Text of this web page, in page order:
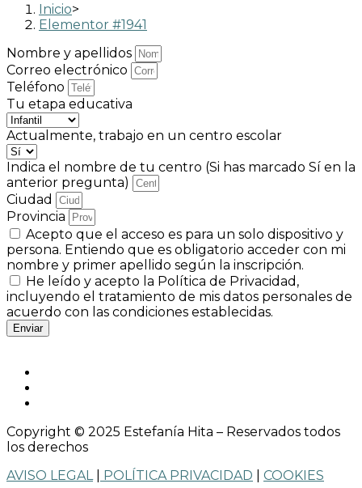
Inicio>
Elementor #1941
Nombre y apellidos
Correo electrónico
Teléfono
Tu etapa educativa
Actualmente, trabajo en un centro escolar
Indica el nombre de tu centro (Si has marcado Sí en la
anterior pregunta)
Ciudad
Provincia
Acepto que el acceso es para un solo dispositivo y
persona. Entiendo que es obligatorio acceder con mi
nombre y primer apellido según la inscripción.
He leído y acepto la Política de Privacidad,
incluyendo el tratamiento de mis datos personales de
acuerdo con las condiciones establecidas.
Enviar
Copyright © 2025 Estefanía Hita – Reservados todos
los derechos
AVISO LEGAL| POLÍTICA PRIVACIDAD COOKIES